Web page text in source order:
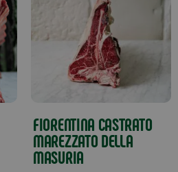
FIORENTINA CASTRATO
MAREZZATO DELLA
MASURIA